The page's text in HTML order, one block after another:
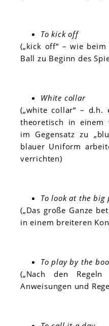
To kick off
(„kick off“ – wie
Ball zu Beginn des
White collar
(„white collar“ – d.h.
theoretisch in einem
im Gegensatz zu
blauer Uniform
verrichten)
To look at the big
(„Das große Ganze
in einem breiteren
To play by the
(„Nach den
Anweisungen und